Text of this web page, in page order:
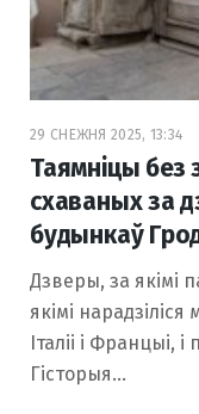
29 СНЕЖНЯ 2025, 13:34
Таямніцы без
схаваных за
будынкаў
Дзверы, за якімі
якімі
Італіі і Францыі,
Гісторыя…